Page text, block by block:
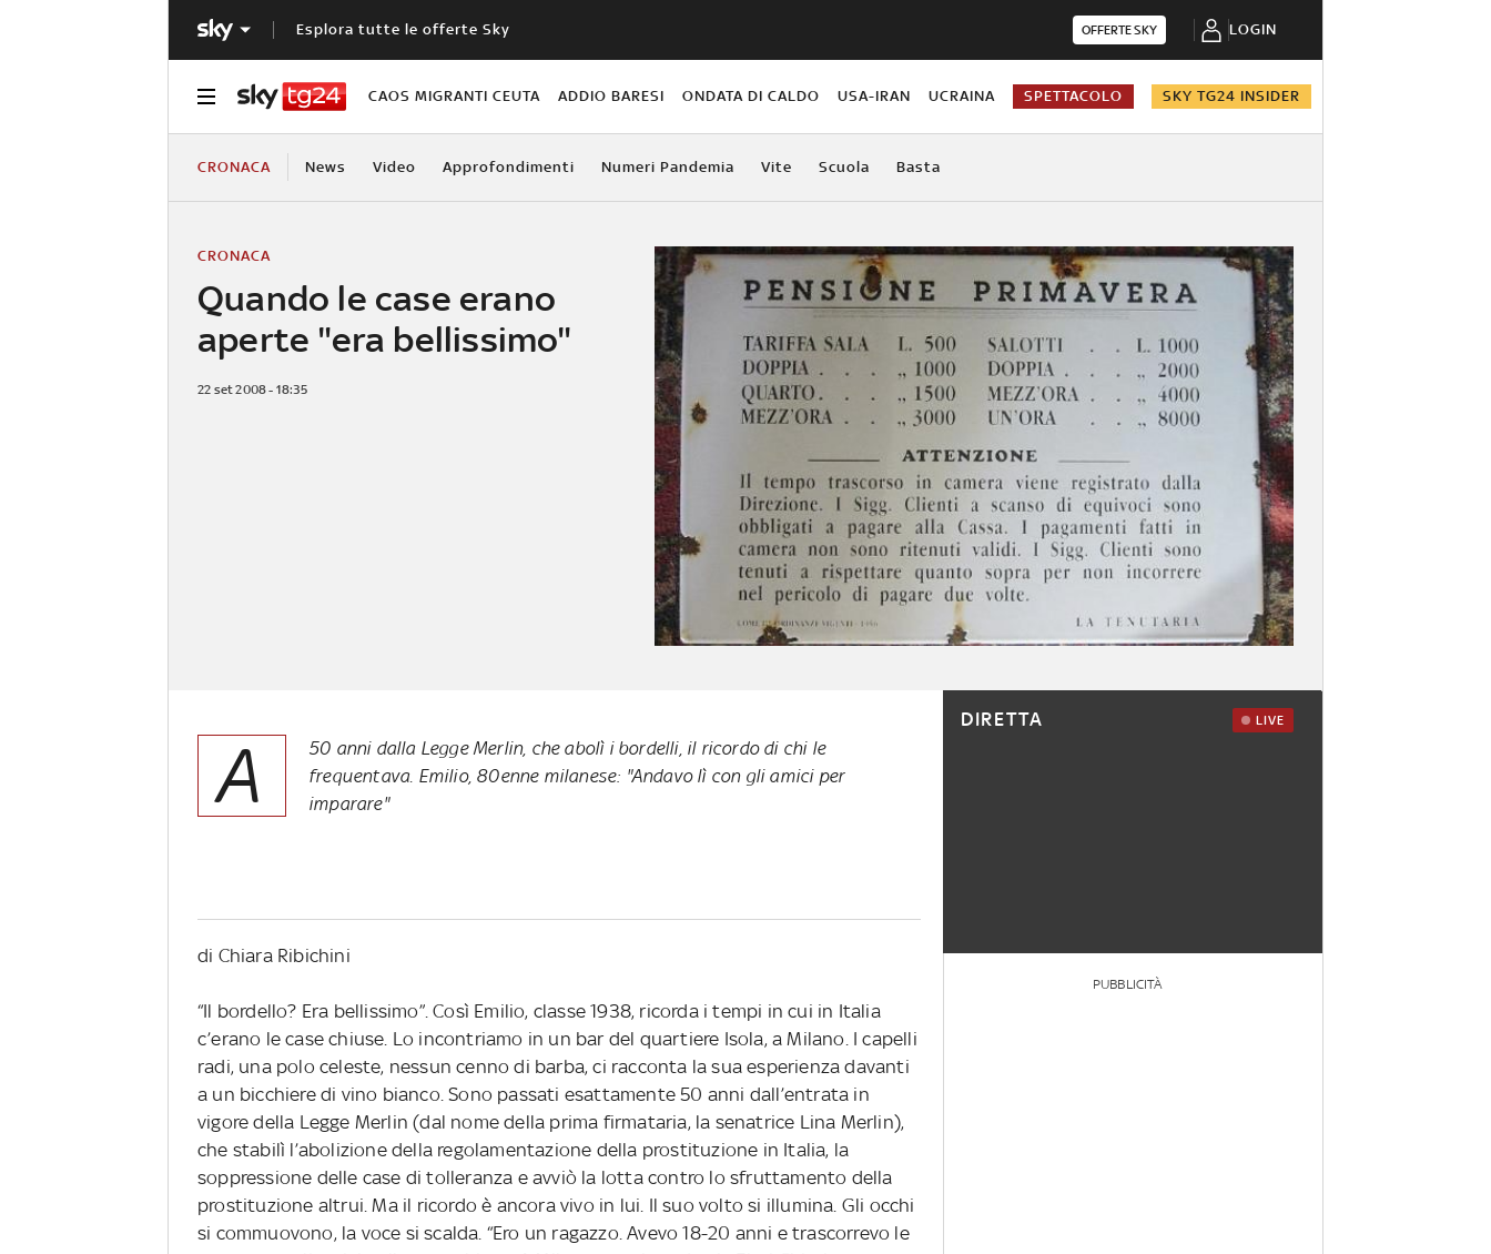
Esplora tutte le offerte Sky OFFERTE SKY LOGIN
CAOS MIGRANTI CEUTA ADDIO BARESI ONDATA DI CALDO USA-IRAN UCRAINA SPETTACOLO SKY TG24 INSIDER
CRONACA News Video Approfondimenti Numeri Pandemia Vite Scuola Basta
Quando le case erano
aperte "era bellissimo"
CRONACA
22 set 2008 - 18:35
A
50 anni dalla Legge Merlin, che abolì i bordelli, il ricordo di chi le
frequentava. Emilio, 80enne milanese: "Andavo lì con gli amici per
imparare"
di Chiara Ribichini
“Il bordello? Era bellissimo”. Così Emilio, classe 1938, ricorda i tempi in cui in Italia
c’erano le case chiuse. Lo incontriamo in un bar del quartiere Isola, a Milano. I capelli
radi, una polo celeste, nessun cenno di barba, ci racconta la sua esperienza davanti
a un bicchiere di vino bianco. Sono passati esattamente 50 anni dall’entrata in
vigore della Legge Merlin (dal nome della prima firmataria, la senatrice Lina Merlin),
che stabilì l’abolizione della regolamentazione della prostituzione in Italia, la
soppressione delle case di tolleranza e avviò la lotta contro lo sfruttamento della
prostituzione altrui. Ma il ricordo è ancora vivo in lui. Il suo volto si illumina. Gli occhi
si commuovono, la voce si scalda. “Ero un ragazzo. Avevo 18-20 anni e trascorrevo le
DIRETTA LIVE
PUBBLICITÀ